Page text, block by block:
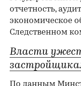
отчетность,
экономическое
Следственном
Власти
По данным